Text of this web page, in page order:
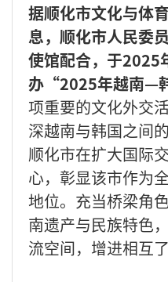
据顺化市文化与体
息，顺化市人民委
使馆配合，于2025
办“2025年越南—
项重要的文化外交
深越南与韩国之间
顺化市在扩大国际
心，彰显该市作为
地位。充当桥梁角
南遗产与民族特色
流空间，增进相互了